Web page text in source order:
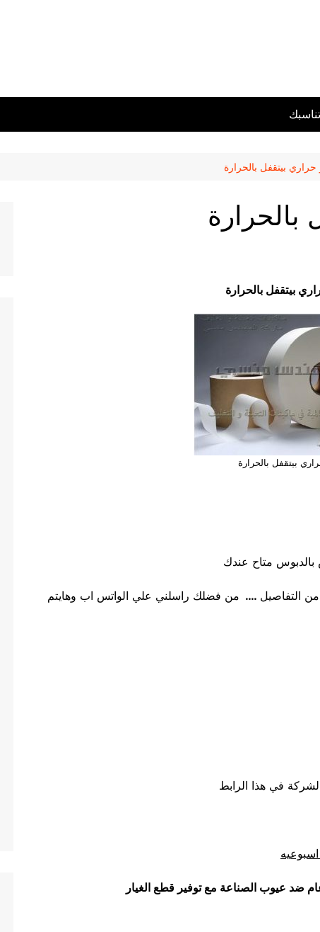
بيتقفل بالحرارة
بالحرارة
بيتقفل بالحرارة
بيتقفل بالحرارة
بالدبوس متاح عندك
التفاصيل …. من فضلك راسلني علي الواتس اب وهايتم
في هذا الرابط
ضد عيوب الصناعة مع توفير قطع الغيار